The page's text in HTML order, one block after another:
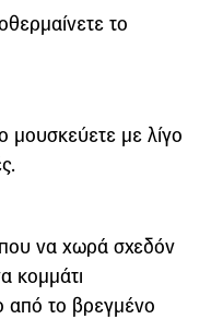
το
μουσκεύετε με λίγο
να χωρά σχεδόν
κομμάτι
από το βρεγμένο